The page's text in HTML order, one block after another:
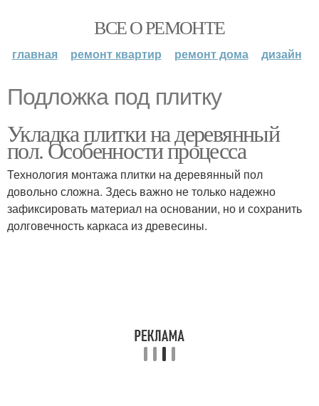
ВСЕ О РЕМОНТЕ
главная ремонт квартир ремонт дома дизайн
Подложка под плитку
Укладка плитки на деревянный
пол. Особенности процесса
Технология монтажа плитки на деревянный пол
довольно сложна. Здесь важно не только надежно
зафиксировать материал на основании, но и сохранить
долговечность каркаса из древесины.